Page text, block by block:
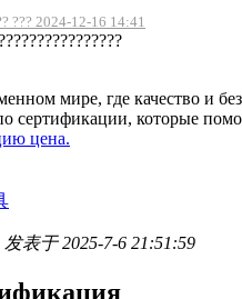
??? 2024-12-16 14:41
мире, где качество и
сертификации, которые
цена.
发表于 2025-7-6 21:51:59